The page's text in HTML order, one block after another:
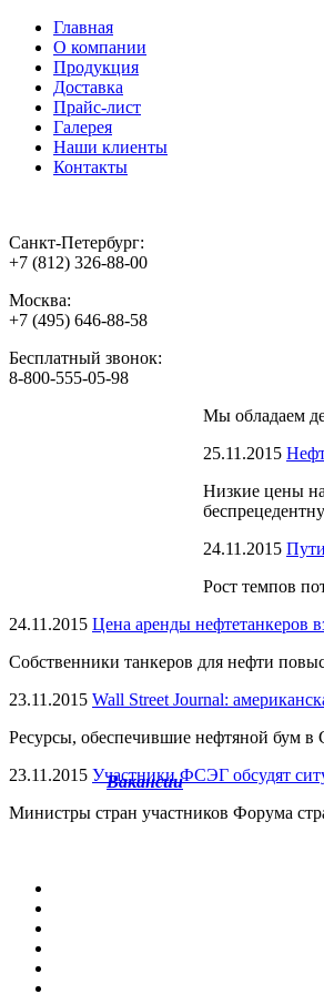
Главная
О компании
Продукция
Доставка
Прайс-лист
Галерея
Наши клиенты
Контакты
Санкт-Петербург:
+7 (812) 326-88-00
Москва:
+7 (495) 646-88-58
Бесплатный звонок:
8-800-555-05-98
Мы обладаем
25.11.2015
Низкие цены
24.11.2015
Рост темпов
24.11.2015 Цена аренды нефтетанкеров
Собственники танкеров для нефти
23.11.2015 Wall Street Journal:
Ресурсы, обеспечившие нефтяной бум
23.11.2015 Участники ФСЭГ обсудят
Министры стран участников Форума
Вакансии